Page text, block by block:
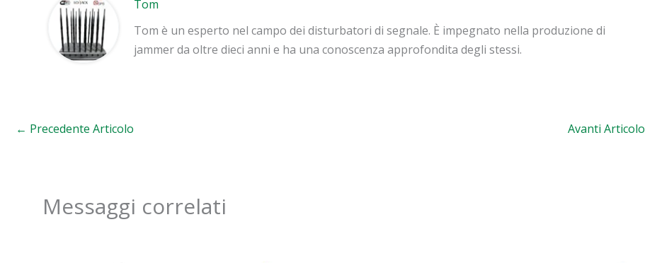
Tom
Tom è un esperto nel campo dei disturbatori di segnale. È impegnato nella produzione di
jammer da oltre dieci anni e ha una conoscenza approfondita degli stessi.
← Precedente Articolo Avanti Articolo
Messaggi correlati